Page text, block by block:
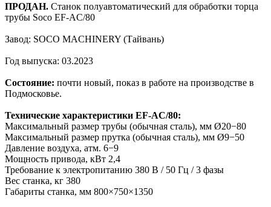
ПРОДАН. Станок полуавтоматический для обработки торца
трубы Soco EF-AC/80
Завод: SOCO MACHINERY (Тайвань)
Год выпуска: 03.2023
Состояние: почти новый, показ в работе на производстве в
Подмосковье.
Технические характеристики EF-AC/80:
Максимальный размер трубы (обычная сталь), мм Ø20−80
Максимальный размер прутка (обычная сталь), мм Ø9−50
Давление воздуха, атм. 6−9
Мощность привода, кВт 2,4
Требование к электропитанию 380 В / 50 Гц / 3 фазы
Вес станка, кг 380
Габариты станка, мм 800×750×1350